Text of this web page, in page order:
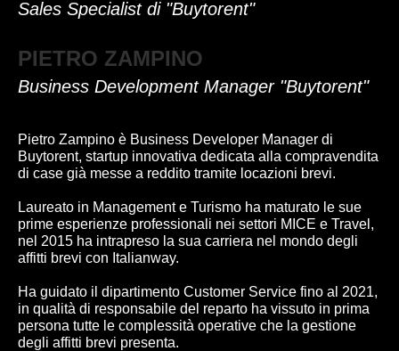
Sales Specialist di "Buytorent"
PIETRO ZAMPINO
Business Development Manager "Buytorent"
Pietro Zampino è Business Developer Manager di
Buytorent, startup innovativa dedicata alla compravendita
di case già messe a reddito tramite locazioni brevi.
Laureato in Management e Turismo ha maturato le sue
prime esperienze professionali nei settori MICE e Travel,
nel 2015 ha intrapreso la sua carriera nel mondo degli
affitti brevi con Italianway.
Ha guidato il dipartimento Customer Service fino al 2021,
in qualità di responsabile del reparto ha vissuto in prima
persona tutte le complessità operative che la gestione
degli affitti brevi presenta.